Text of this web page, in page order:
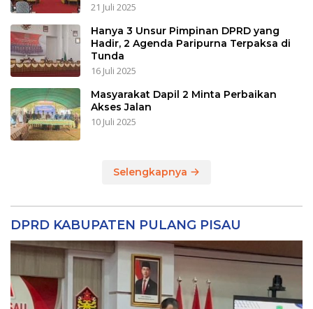
21 Juli 2025
Hanya 3 Unsur Pimpinan DPRD yang
Hadir, 2 Agenda Paripurna Terpaksa di
Tunda
16 Juli 2025
Masyarakat Dapil 2 Minta Perbaikan
Akses Jalan
10 Juli 2025
Selengkapnya
DPRD KABUPATEN PULANG PISAU